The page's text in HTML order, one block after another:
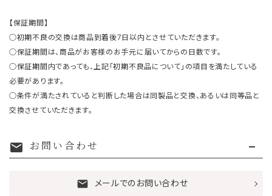
【保証期間】
○初期不良の交換は商品到着後7日以内とさせていただきます。
○保証期間は、商品がお客様のお手元に届いてからの日数です。
○保証期間内であっても、上記「初期不良品について」の項目を満たしている
必要があります。
○条件が満たされていると判断した場合は同製品と交換、あるいは同等品と
交換させていただきます。
mail お問い合わせ
mail メールでのお問い合わせ